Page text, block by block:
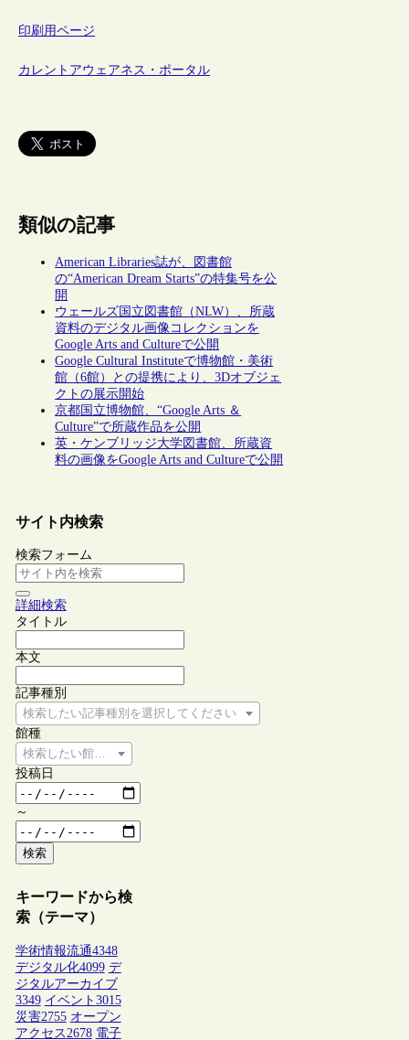
印刷用ページ
カレントアウェアネス・ポータル
類似の記事
American Libraries誌が、図書館
の“American Dream Starts”の特集号を公
開
ウェールズ国立図書館（NLW）、所蔵
資料のデジタル画像コレクションを
Google Arts and Cultureで公開
Google Cultural Instituteで博物館・美術
館（6館）との提携により、3Dオブジェ
クトの展示開始
京都国立博物館、“Google Arts ＆
Culture”で所蔵作品を公開
英・ケンブリッジ大学図書館、所蔵資
料の画像をGoogle Arts and Cultureで公開
サイト内検索
検索フォーム
詳細検索
タイトル
本文
記事種別
検索したい記事種別を選択してください
館種
検索したい館種を選択してください
投稿日
～
検索
キーワードから検
索（テーマ）
学術情報流通4348
デジタル化4099 デ
ジタルアーカイブ
3349 イベント 3015
災害2755 オープン
アクセス 2678 電子